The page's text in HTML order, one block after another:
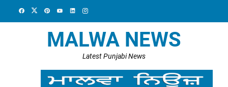
MALWA NEWS
Latest Punjabi News